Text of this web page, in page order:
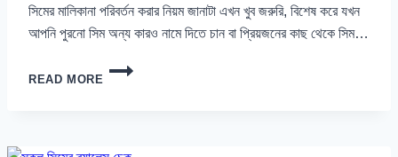
সিমের মালিকানা পরিবর্তন করার নিয়ম জানাটা এখন খুব জরুরি, বিশেষ করে যখন
আপনি পুরনো সিম অন্য কারও নামে দিতে চান বা প্রিয়জনের কাছ থেকে সিম…
READ MORE
সিমের
মালিকানা